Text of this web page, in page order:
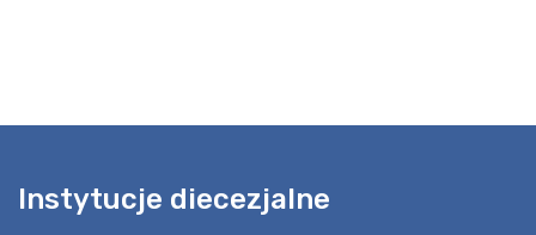
Instytucje diecezjalne